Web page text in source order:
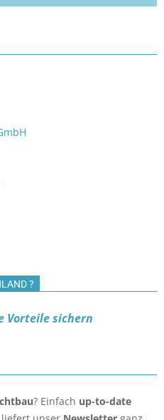
?
Vorteile sichern
? Einfach up-to-date